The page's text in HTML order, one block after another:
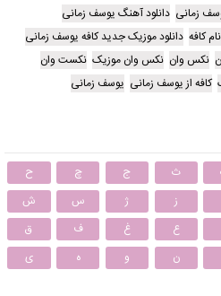
زمانی دانلود آهنگ یوسف زمانی
کافه دانلود موزیک جدید کافه یوسف زمانی
نکس وان نکس وان موزیک نکست وان
کافه از یوسف زمانی یوسف زمانی
ث ج چ
ح
ز ژ س
ش
ع غ ف
ق
ن و ه ی